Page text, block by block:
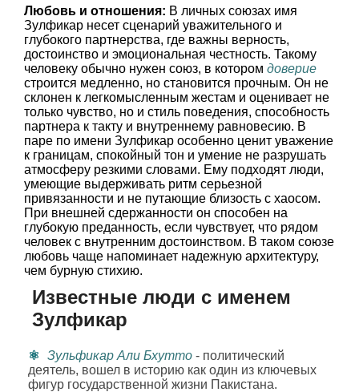
Любовь и отношения: В личных союзах имя
Зулфикар несет сценарий уважительного и
глубокого партнерства, где важны верность,
достоинство и эмоциональная честность. Такому
человеку обычно нужен союз, в котором доверие
строится медленно, но становится прочным. Он не
склонен к легкомысленным жестам и оценивает не
только чувство, но и стиль поведения, способность
партнера к такту и внутреннему равновесию. В
паре по имени Зулфикар особенно ценит уважение
к границам, спокойный тон и умение не разрушать
атмосферу резкими словами. Ему подходят люди,
умеющие выдерживать ритм серьезной
привязанности и не путающие близость с хаосом.
При внешней сдержанности он способен на
глубокую преданность, если чувствует, что рядом
человек с внутренним достоинством. В таком союзе
любовь чаще напоминает надежную архитектуру,
чем бурную стихию.
Известные люди с именем
Зулфикар
Зульфикар Али Бхутто - политический
деятель, вошел в историю как один из ключевых
фигур государственной жизни Пакистана.